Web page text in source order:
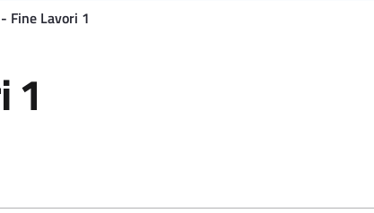
Fine Lavori 1
di Carmiano
1